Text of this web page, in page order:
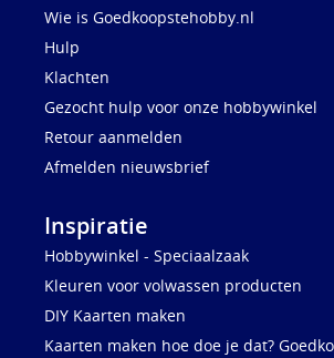
Wie is Goedkoopstehobby.nl
Hulp
Klachten
Gezocht hulp voor onze hobbywinkel
Retour aanmelden
Afmelden nieuwsbrief
Inspiratie
Hobbywinkel - Speciaalzaak
Kleuren voor volwassen producten
DIY Kaarten maken
Kaarten maken hoe doe je dat?